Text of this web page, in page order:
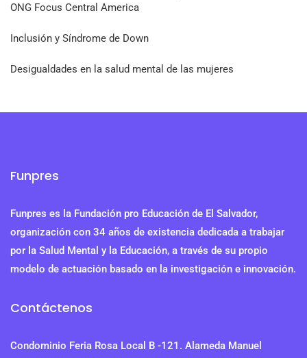
ONG Focus Central America
Inclusión y Síndrome de Down
Desigualdades en la salud mental de las mujeres
Funpres
Funpres es la Fundación pro Educación de El Salvador,
organización con 34 años de existencia dedicada a trabajar
por la Salud Mental y la Educación, a través de su propio
modelo de actuación basado en la investigación e innovación.
Contáctenos
Condominio Feria Rosa Local B -121. Alameda Manuel